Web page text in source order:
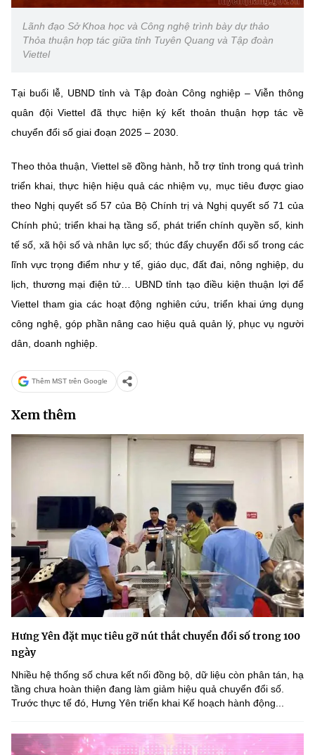
Lãnh đạo Sở Khoa học và Công nghệ trình bày dự thảo
Thỏa thuận hợp tác giữa tỉnh Tuyên Quang và Tập đoàn
Viettel
Tại buổi lễ, UBND tỉnh và Tập đoàn Công nghiệp – Viễn thông
quân đội Viettel đã thực hiện ký kết thoản thuận hợp tác về
chuyển đổi số giai đoạn 2025 – 2030.
Theo thỏa thuận, Viettel sẽ đồng hành, hỗ trợ tỉnh trong quá trình
triển khai, thực hiện hiệu quả các nhiệm vụ, mục tiêu được giao
theo Nghị quyết số 57 của Bộ Chính trị và Nghị quyết số 71 của
Chính phủ; triển khai hạ tầng số, phát triển chính quyền số, kinh
tế số, xã hội số và nhân lực số; thúc đẩy chuyển đổi số trong các
lĩnh vực trọng điểm như y tế, giáo dục, đất đai, nông nghiệp, du
lịch, thương mại điện tử… UBND tỉnh tạo điều kiện thuận lợi để
Viettel tham gia các hoạt động nghiên cứu, triển khai ứng dụng
công nghệ, góp phần nâng cao hiệu quả quản lý, phục vụ người
dân, doanh nghiệp.
Thêm MST trên Google
Xem thêm
Hưng Yên đặt mục tiêu gỡ nút thắt chuyển đổi số trong 100
ngày
Nhiều hệ thống số chưa kết nối đồng bộ, dữ liệu còn phân tán, hạ
tầng chưa hoàn thiện đang làm giảm hiệu quả chuyển đổi số.
Trước thực tế đó, Hưng Yên triển khai Kế hoạch hành động...